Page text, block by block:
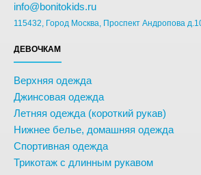
info@bonitokids.ru
115432, Город Москва, Проспект Андропова
ДЕВОЧКАМ
Верхняя одежда
Джинсовая одежда
Летняя одежда (короткий рукав)
Нижнее белье, домашняя одежда
Спортивная одежда
Трикотаж с длинным рукавом